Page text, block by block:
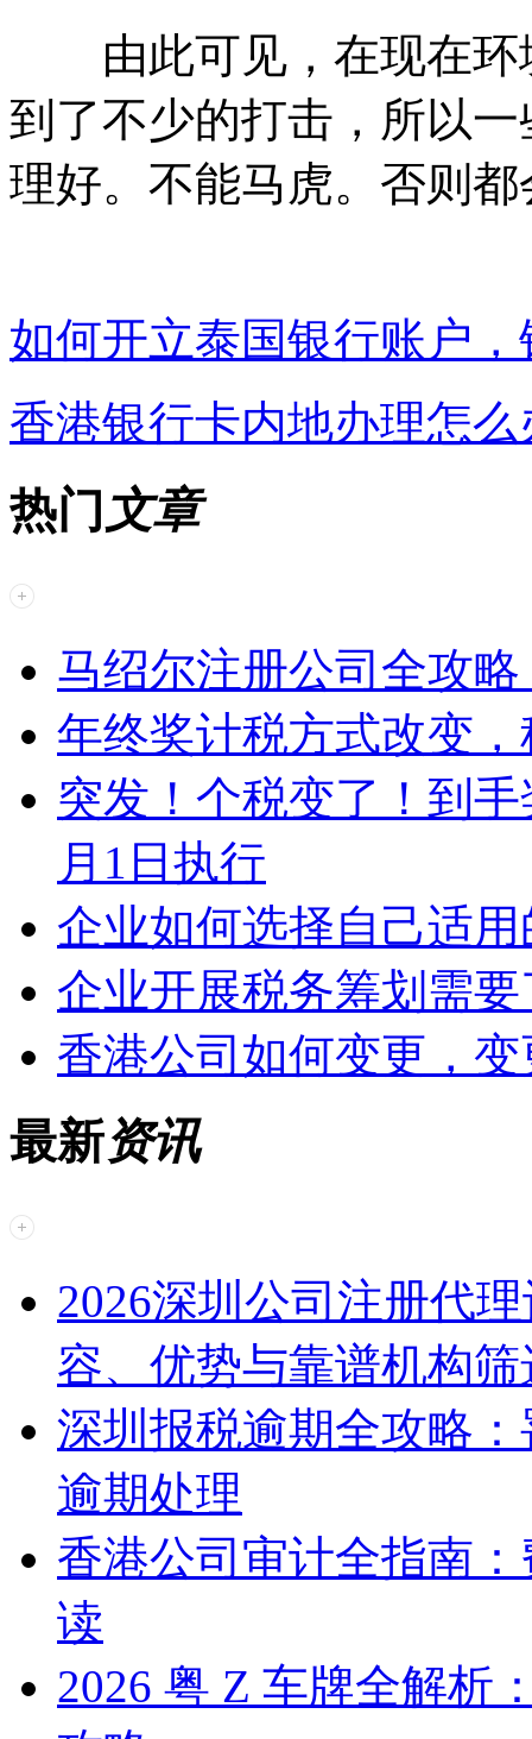
由此可见，在现在环
到了不少的打击，所以
理好。不能马虎。否则
如何开立泰国银行账户
香港银行卡内地办理怎
热门 文章
马绍尔注册公司全攻
年终奖计税方式改变
突发！个税变了！到
月1日执行
企业如何选择自己适
企业开展税务筹划需
香港公司如何变更，
最新资讯
2026深圳公司注册代
容、优势与靠谱机构筛
深圳报税逾期全攻略
逾期处理
香港公司审计全指南
读
2026 粤 Z 车牌全解析